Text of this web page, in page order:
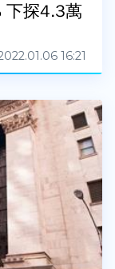
下探4.3萬
16:21